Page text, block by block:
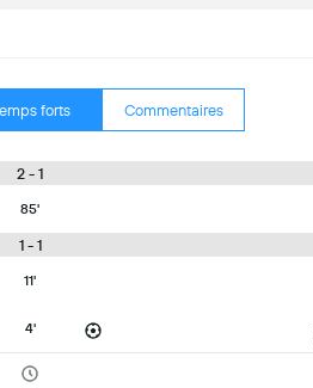
forts Commentaires
2 - 1
85'
1 - 1
11'
4'